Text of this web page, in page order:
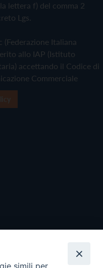
lettera f) del comma 2
Lgs.
Italiana
allo IAP (Istituto
accettando il Codice di
Commerciale